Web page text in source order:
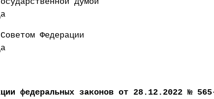
Советом
федеральных законов от 28.12.2022 №